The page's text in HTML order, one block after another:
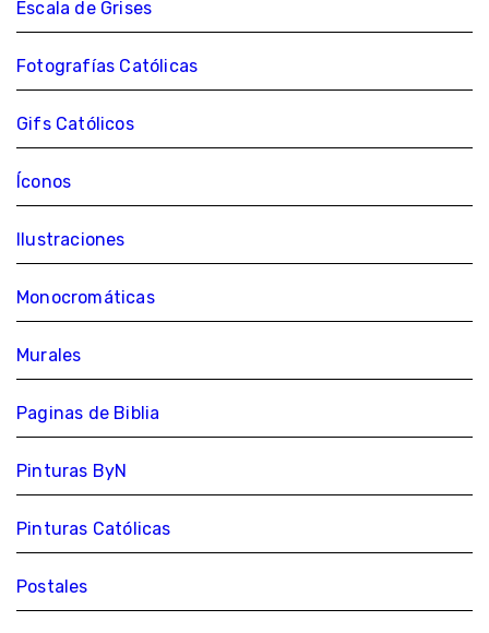
Escala de Grises
Fotografías Católicas
Gifs Católicos
Íconos
Ilustraciones
Monocromáticas
Murales
Paginas de Biblia
Pinturas ByN
Pinturas Católicas
Postales